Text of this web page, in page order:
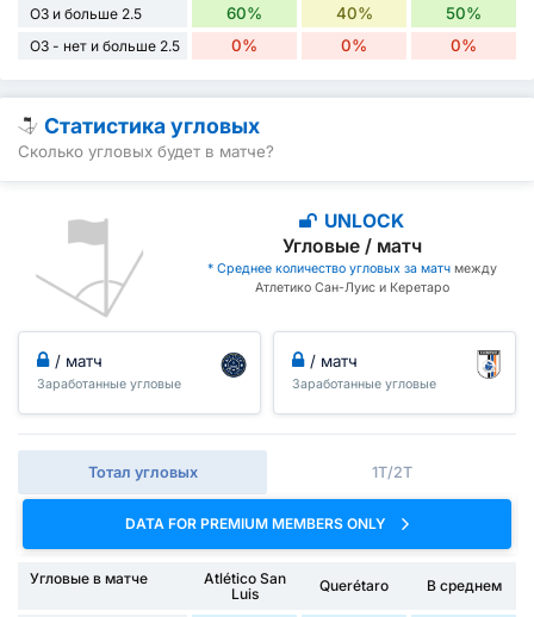
ОЗ и больше 2.5 60% 40% 50%
ОЗ - нет и больше 2.5 0% 0% 0%
Статистика угловых
Сколько угловых будет в матче?
UNLOCK
Угловые / матч
* Среднее количество угловых за матч между
Атлетико Сан-Луис и Керетаро
/ матч
Заработанные угловые
/ матч
Заработанные угловые
Тотал угловых 1Т/2Т
DATA FOR PREMIUM MEMBERS ONLY
Угловые в матче
Atlético San
Luis
Querétaro В среднем